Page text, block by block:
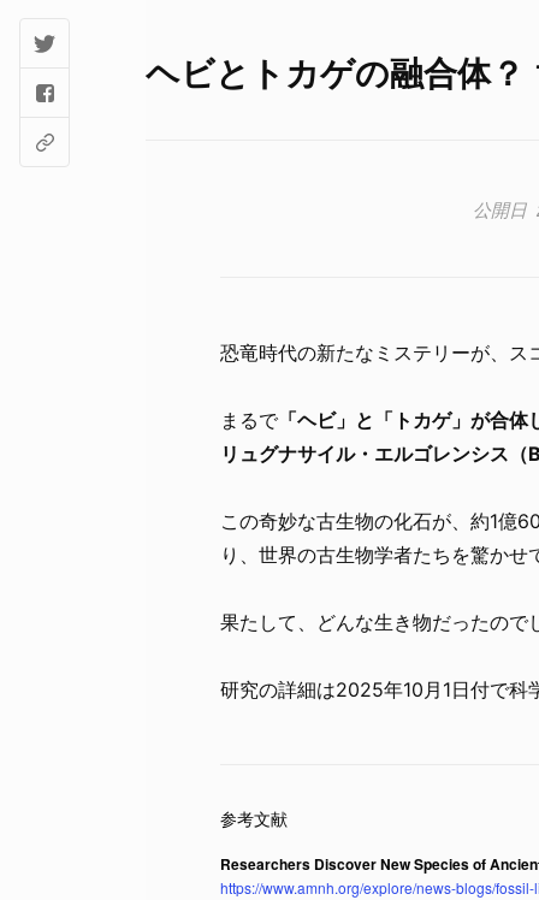
ヘビとトカゲの融合体
恐竜時代の新たなミステリーが、
まるで「ヘビ」と「トカゲ」が合体
リュグナサイル・エルゴレンシス
この奇妙な古生物の化石が、約1億
り、世界の古生物学者たちを驚かせ
果たして、どんな生き物だったので
研究の詳細は2025年10月1日付で
Researchers Discover New Species of
https://www.amnh.org/explore/news-blogs/fossil-